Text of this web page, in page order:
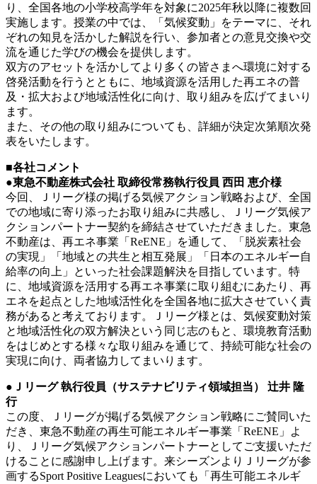
り、全国各地の小学校高学年を対象に2025年秋以降に複数回
実施します。授業の中では、「気候変動」をテーマに、それ
ぞれの知見を活かした解説を行い、参加者との意見交換や交
流を通じた学びの機会を提供します。
双方のアセットを活かしてより多くの皆さまへ環境に対する
啓発活動を行うとともに、地域資源を活用した再エネの普
及・拡大および地域活性化に向け、取り組みを広げてまいり
ます。
また、その他の取り組みについても、詳細が決定次第順次発
表をいたします。
■各社コメント
●東急不動産株式会社 取締役常務執行役員 西田 恵介様
今回、Ｊリーグ様の掲げる気候アクション戦略および、全国
での地域に寄り添ったお取り組みに共感し、Ｊリーグ気候ア
クションパートナー契約を締結させていただきました。東急
不動産は、再エネ事業「ReENE」を通して、「脱炭素社会
の実現」「地域との共生と相互発展」「日本のエネルギー自
給率の向上」といった社会課題解決を目指しています。特
に、地域資源を活用する再エネ事業に取り組むにあたり、再
エネを起点とした地域活性化を全国各地に拡大させていく責
務があると考えております。Ｊリーグ様とは、気候変動対策
と地域活性化の双方解決という同じ志のもと、環境教育活動
をはじめとする様々な取り組みを通じて、持続可能な社会の
実現に向け、両者協力してまいります。
●Ｊリーグ 執行役員（サステナビリティ領域担当） 辻井 隆
行
この度、Ｊリーグが掲げる気候アクション戦略にご賛同いた
だき、東急不動産の再生可能エネルギー事業「ReENE」よ
り、Ｊリーグ気候アクションパートナーとしてご支援いただ
けることに感謝申し上げます。来シーズンよりＪリーグが参
画するSport Positive Leaguesにおいても「再生可能エネルギ